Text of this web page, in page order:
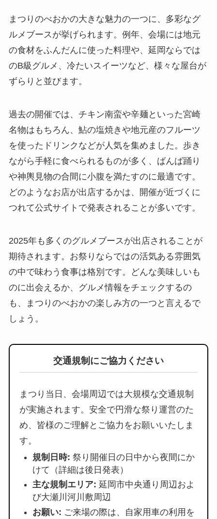
まつりのべおかの大きな魅力の一つに、多彩なグ
ルメブースが挙げられます。例年、会場には地元
の食材をふんだんに使った料理や、延岡ならでは
のB級グルメ、冷たいスイーツなど、様々な屋台が
ずらりと並びます。
過去の開催では、チキン南蛮や辛麺といった宮崎
名物はもちろん、鮎の塩焼きや地元産のフルーツ
を使ったドリンクなどが人気を集めました。歩き
ながら手軽に食べられるものが多く、ばんば踊り
や神輿見物の合間に小腹を満たすのに最適です。
どのようなお店が出店するかは、開催が近づくに
つれて公式サイトで発表されることが多いです。
2025年も多くのグルメブースが出店されることが
期待されます。お祭りならではの活気ある雰囲気
の中で味わう食事は格別です。どんな美味しいも
のに出会えるか、グルメ情報をチェックするの
も、まつりのべおかの楽しみ方の一つと言えるで
しょう。
交通規制にご協力ください
まつり当日、会場周辺では大規模な交通規制
が実施されます。安全で円滑な祭り運営のた
め、皆様のご理解とご協力をお願いいたしま
す。
規制日時: 祭り開催日の日中から夜間にか
けて（詳細は後日発表）
主な規制エリア: 延岡市中央通り周辺およ
び大瀬川河川敷周辺
お願い: ご来場の際は、自家用車の利用を